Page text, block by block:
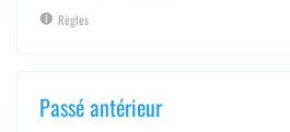
Règles
Passé antérieur